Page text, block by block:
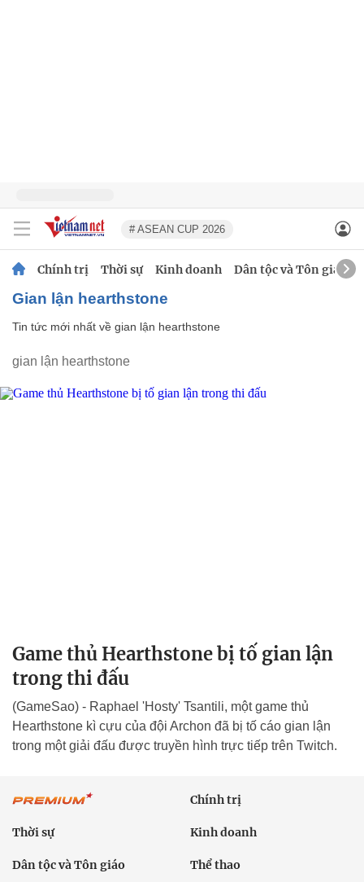
# ASEAN CUP 2026
Chính trị Thời sự Kinh doanh Dân tộc và Tôn giáo
gian lận hearthstone
Tin tức mới nhất về gian lận hearthstone
gian lận hearthstone
Game thủ Hearthstone bị tố gian lận
trong thi đấu
(GameSao) - Raphael 'Hosty' Tsantili, một game thủ
Hearthstone kì cựu của đội Archon đã bị tố cáo gian lận
trong một giải đấu được truyền hình trực tiếp trên Twitch.
Chính trị
Thời sự Kinh doanh
Dân tộc và Tôn giáo Thể thao